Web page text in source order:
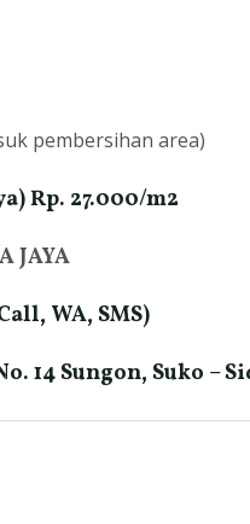
pembersihan area)
Rp. 27.000/m2
JAYA
WA, SMS)
14 Sungon, Suko –